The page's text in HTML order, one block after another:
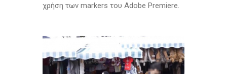
χρήση των markers του Adobe Premiere.